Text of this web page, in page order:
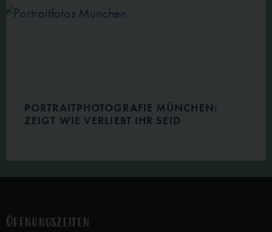
PORTRAITPHOTOGRAFIE MÜNCHEN:
ZEIGT WIE VERLIEBT IHR SEID
Öffnungszeiten